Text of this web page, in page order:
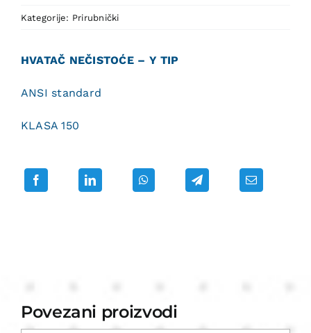
Kategorije: Prirubnički
HVATAČ NEČISTOĆE – Y TIP
ANSI standard
KLASA 150
Povezani proizvodi